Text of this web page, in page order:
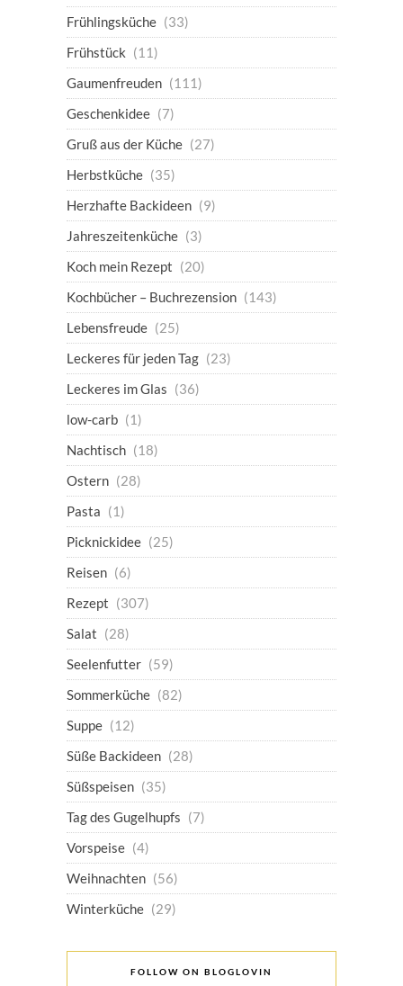
Frühlingsküche (33)
Frühstück (11)
Gaumenfreuden (111)
Geschenkidee (7)
Gruß aus der Küche (27)
Herbstküche (35)
Herzhafte Backideen (9)
Jahreszeitenküche (3)
Koch mein Rezept (20)
Kochbücher – Buchrezension (143)
Lebensfreude (25)
Leckeres für jeden Tag (23)
Leckeres im Glas (36)
low-carb (1)
Nachtisch (18)
Ostern (28)
Pasta (1)
Picknickidee (25)
Reisen (6)
Rezept (307)
Salat (28)
Seelenfutter (59)
Sommerküche (82)
Suppe (12)
Süße Backideen (28)
Süßspeisen (35)
Tag des Gugelhupfs (7)
Vorspeise (4)
Weihnachten (56)
Winterküche (29)
FOLLOW ON BLOGLOVIN